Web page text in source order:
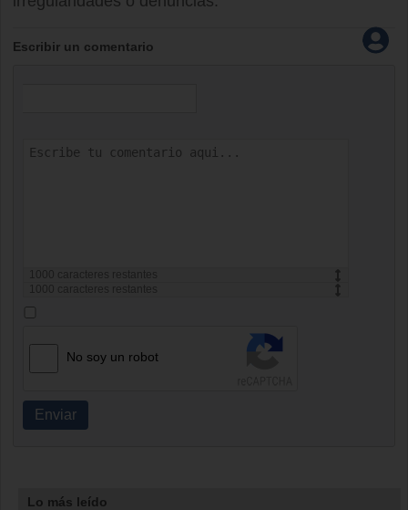
Escribir un comentario
caracteres restantes
caracteres restantes
No soy un robot
Enviar
Lo más leído